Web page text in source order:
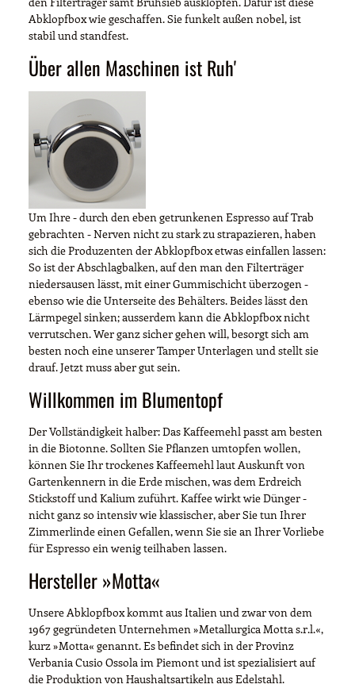
Abklopfbox wie geschaffen. Sie funkelt außen nobel, ist
stabil und standfest.
Über allen Maschinen ist Ruh'
Um Ihre - durch den eben getrunkenen Espresso auf Trab
gebrachten - Nerven nicht zu stark zu strapazieren, haben
sich die Produzenten der Abklopfbox etwas einfallen lassen:
So ist der Abschlagbalken, auf den man den Filterträger
niedersausen lässt, mit einer Gummischicht überzogen -
ebenso wie die Unterseite des Behälters. Beides lässt den
Lärmpegel sinken; ausserdem kann die Abklopfbox nicht
verrutschen. Wer ganz sicher gehen will, besorgt sich am
besten noch eine unserer Tamper Unterlagen und stellt sie
drauf. Jetzt muss aber gut sein.
Willkommen im Blumentopf
Der Vollständigkeit halber: Das Kaffeemehl passt am besten
in die Biotonne. Sollten Sie Pflanzen umtopfen wollen,
können Sie Ihr trockenes Kaffeemehl laut Auskunft von
Gartenkennern in die Erde mischen, was dem Erdreich
Stickstoff und Kalium zuführt. Kaffee wirkt wie Dünger -
nicht ganz so intensiv wie klassischer, aber Sie tun Ihrer
Zimmerlinde einen Gefallen, wenn Sie sie an Ihrer Vorliebe
für Espresso ein wenig teilhaben lassen.
Hersteller »Motta«
Unsere Abklopfbox kommt aus Italien und zwar von dem
1967 gegründeten Unternehmen »Metallurgica Motta s.r.l.«,
kurz »Motta« genannt. Es befindet sich in der Provinz
Verbania Cusio Ossola im Piemont und ist spezialisiert auf
die Produktion von Haushaltsartikeln aus Edelstahl.